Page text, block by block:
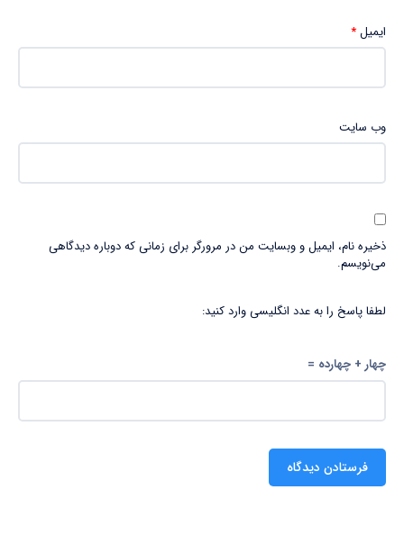
ایمیل*
وب‌ سایت
ذخیره نام، ایمیل و وبسایت من در مرورگر برای زمانی که دوباره دیدگاهی
می‌نویسم.
لطفا پاسخ را به عدد انگلیسی وارد کنید:
چهار + چهارده =